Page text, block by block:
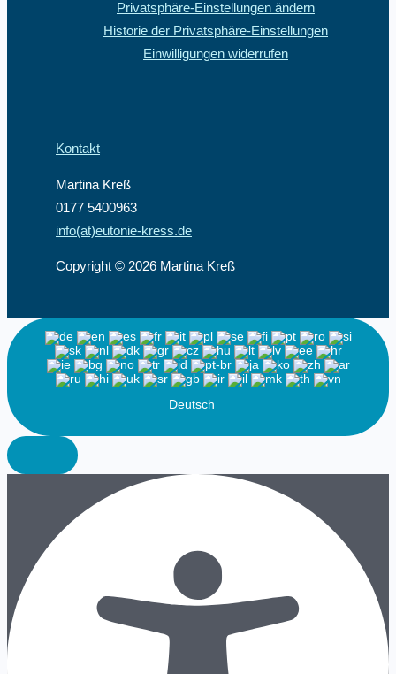
Privatsphäre-Einstellungen ändern
Historie der Privatsphäre-Einstellungen
Einwilligungen widerrufen
Kontakt
Martina Kreß
0177 5400963
info(at)eutonie-kress.de
Copyright © 2026 Martina Kreß
Deutsch